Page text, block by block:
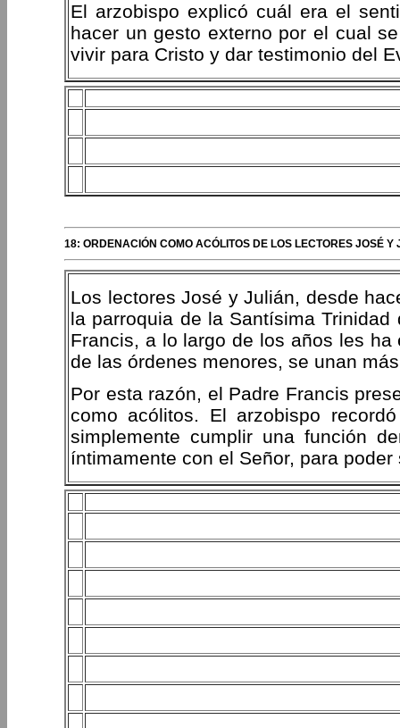
El arzobispo explicó cuál era el
hacer un gesto externo por el cual
vivir para Cristo y dar testimonio del
18: ORDENACIÓN COMO ACÓLITOS DE LOS LECTORES JOSÉ
Los lectores José y Julián, desde
la parroquia de la Santísima
Francis, a lo largo de los años les
de las órdenes menores, se unan
Por esta razón, el Padre Francis
como acólitos. El arzobispo
simplemente cumplir una función
íntimamente con el Señor, para poder